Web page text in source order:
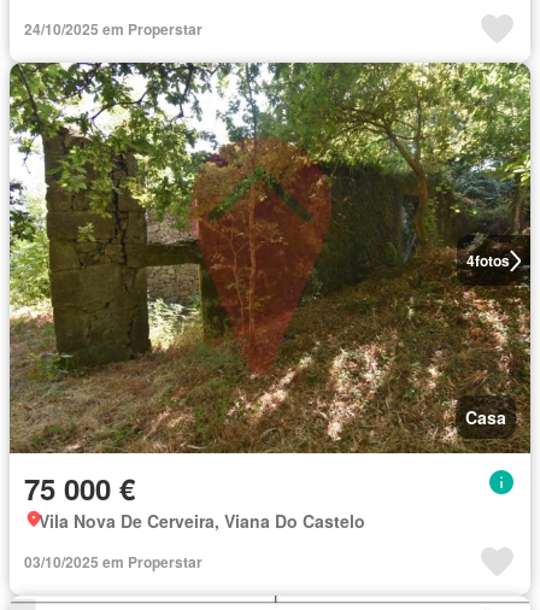
24/10/2025 em Properstar
4fotos
Casa
75 000 €
Vila Nova De Cerveira, Viana Do Castelo
03/10/2025 em Properstar